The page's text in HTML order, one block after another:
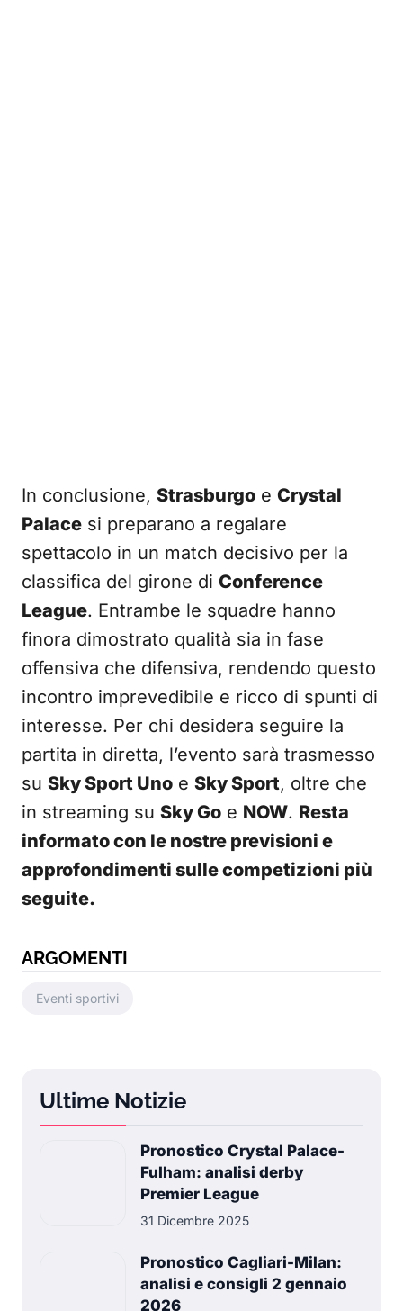
In conclusione, Strasburgo e Crystal
Palace si preparano a regalare
spettacolo in un match decisivo per la
classifica del girone di Conference
League. Entrambe le squadre hanno
finora dimostrato qualità sia in fase
offensiva che difensiva, rendendo questo
incontro imprevedibile e ricco di spunti di
interesse. Per chi desidera seguire la
partita in diretta, l’evento sarà trasmesso
su Sky Sport Uno e Sky Sport, oltre che
in streaming su Sky Go e NOW. Resta
informato con le nostre previsioni e
approfondimenti sulle competizioni più
seguite.
ARGOMENTI
Eventi sportivi
Ultime Notizie
Pronostico Crystal Palace-
Fulham: analisi derby
Premier League
31 Dicembre 2025
Pronostico Cagliari-Milan:
analisi e consigli 2 gennaio
2026